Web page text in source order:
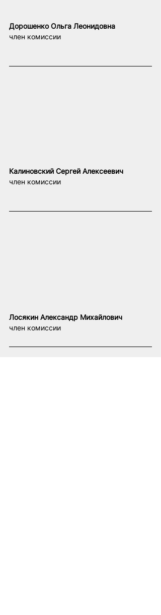
Дорошенко Ольга Леонидовна
член комиссии
Калиновский Сергей Алексеевич
член комиссии
Лосякин Александр Михайлович
член комиссии